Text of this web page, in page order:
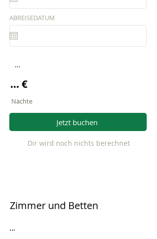
ABREISEDATUM
...
... €
Nächte
Jetzt buchen
Dir wird noch nichts berechnet
Zimmer und Betten
...